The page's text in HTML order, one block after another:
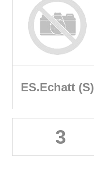
ES.Echatt (S)
3